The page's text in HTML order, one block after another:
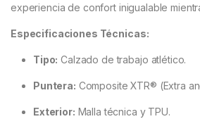
experiencia de confort inigualable
Especificaciones Técnicas:
Tipo: Calzado de trabajo atlético.
Puntera: Composite XTR® (Extra
Exterior: Malla técnica y TPU.